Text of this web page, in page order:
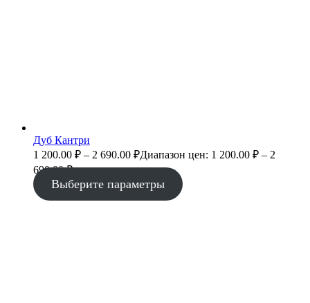
Дуб Кантри
1 200.00 ₽ – 2 690.00 ₽Диапазон цен: 1 200.00 ₽ – 2
690.00 ₽
Выберите параметры